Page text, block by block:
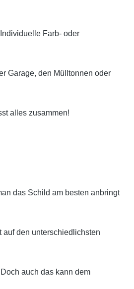
Farb- oder
Garage, den Mülltonnen oder
alles zusammen!
das Schild am besten anbringt
auf den unterschiedlichsten
auch das kann dem